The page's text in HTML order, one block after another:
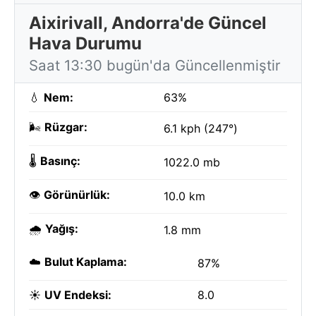
Aixirivall, Andorra'de Güncel
Hava Durumu
Saat 13:30 bugün'da Güncellenmiştir
💧 Nem: 63%
🌬️ Rüzgar: 6.1 kph (247°)
🌡️ Basınç: 1022.0 mb
👁️ Görünürlük: 10.0 km
🌧️ Yağış: 1.8 mm
☁️ Bulut Kaplama: 87%
☀️ UV Endeksi: 8.0